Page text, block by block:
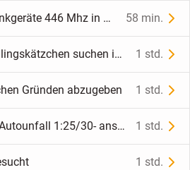
⭕ 2 St. kleine Hand-Funkgeräte 446 Mhz in OVP 58 min.
3 süße sibirische Mischlingskätzchen suchen ihr Für-Immer-Zuhause 1 std.
Gründen abzugeben 1 std.
🆘 Viele Modellteile für Autounfall 1:25/30- anschauen 1 std.
1 std.